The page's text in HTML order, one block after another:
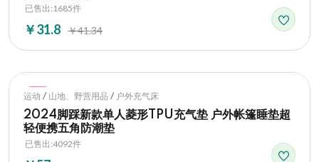
已售出:1685件
￥31.8 ￥41.34
Hot
运动 / 山地、野营用品 / 户外充气床
2024脚踩新款单人菱形TPU充气垫 户外帐篷睡垫超
轻便携五角防潮垫
已售出:4092件